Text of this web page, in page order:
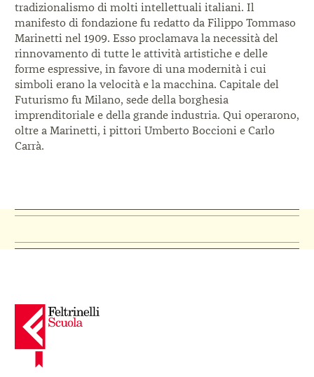
tradizionalismo di molti intellettuali italiani. Il
manifesto di fondazione fu redatto da Filippo Tommaso
Marinetti nel 1909. Esso proclamava la necessità del
rinnovamento di tutte le attività artistiche e delle
forme espressive, in favore di una modernità i cui
simboli erano la velocità e la macchina. Capitale del
Futurismo fu Milano, sede della borghesia
imprenditoriale e della grande industria. Qui operarono,
oltre a Marinetti, i pittori Umberto Boccioni e Carlo
Carrà.